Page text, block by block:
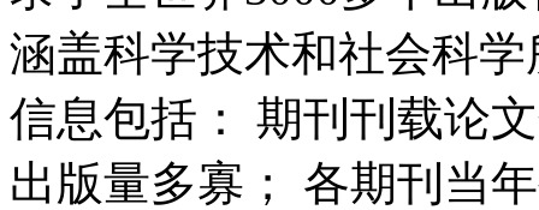
涵盖科学技术和社会科
信息包括： 期刊刊载论
出版量多寡； 各期刊当